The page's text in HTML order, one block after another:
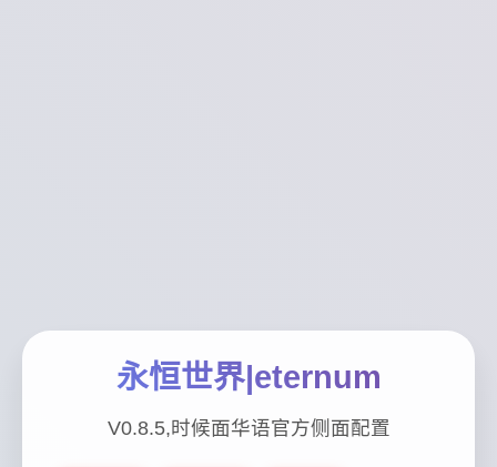
永恒世界|eternum
V0.8.5,时候面华语官方侧面配置